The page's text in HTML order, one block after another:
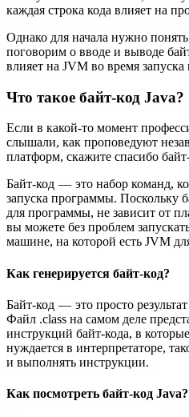
каждая строка кода влияет на
Однако для начала нужно
поговорим о вводе и выводе
влияет на JVM во время
Что такое байт-код Java?
Если в какой-то момент
слышали, как проповедуют
платформ, скажите спасибо
Байт-код — это набор команд,
запуска программы. Поскольку
для программы, не зависит от
вы можете без проблем
машине, на которой есть JVM
Как генерируется байт-код?
Байт-код — это просто
Файл .class на самом деле
инструкций байт-кода, в
нуждается в интерпретаторе,
и выполнять инструкции.
Как посмотреть байт-код Java?